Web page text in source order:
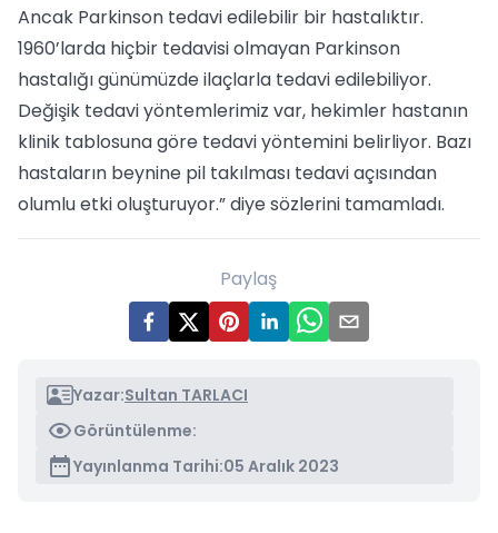
Ancak Parkinson tedavi edilebilir bir hastalıktır.
1960’larda hiçbir tedavisi olmayan Parkinson
hastalığı günümüzde ilaçlarla tedavi edilebiliyor.
Değişik tedavi yöntemlerimiz var, hekimler hastanın
klinik tablosuna göre tedavi yöntemini belirliyor. Bazı
hastaların beynine pil takılması tedavi açısından
olumlu etki oluşturuyor.” diye sözlerini tamamladı.
Paylaş
Yazar:Sultan TARLACI
Görüntülenme:
Yayınlanma Tarihi:05 Aralık 2023